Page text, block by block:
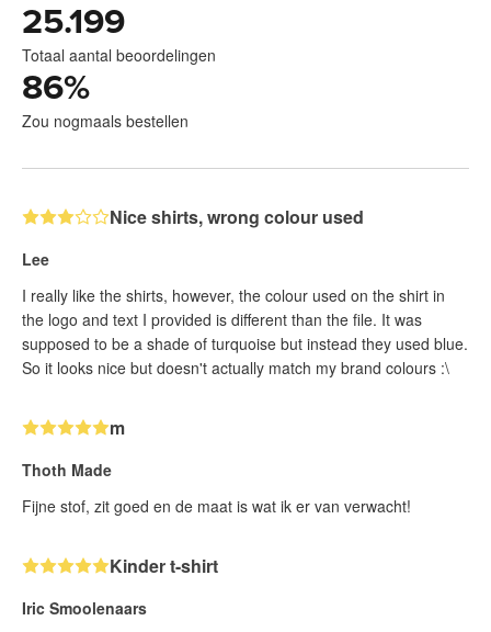
25.199
Totaal aantal beoordelingen
86%
Zou nogmaals bestellen
Nice shirts, wrong colour used
Lee
I really like the shirts, however, the colour used on the shirt in
the logo and text I provided is different than the file. It was
supposed to be a shade of turquoise but instead they used blue.
So it looks nice but doesn't actually match my brand colours :\
m
Thoth Made
Fijne stof, zit goed en de maat is wat ik er van verwacht!
Kinder t-shirt
Iric Smoolenaars